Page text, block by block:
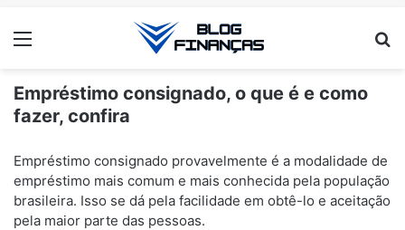
Menu
Empréstimo consignado, o que é e como
fazer, confira
Empréstimo consignado provavelmente é a modalidade de
empréstimo mais comum e mais conhecida pela população
brasileira. Isso se dá pela facilidade em obtê-lo e aceitação
pela maior parte das pessoas.